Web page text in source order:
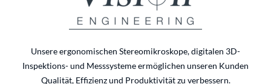
Unsere ergonomischen Stereomikroskope, digitalen 3D-
Inspektions- und Messsysteme ermöglichen unseren Kunden
Qualität, Effizienz und Produktivität zu verbessern.